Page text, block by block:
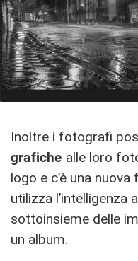
Inoltre i fotografi
grafiche alle loro
logo e c’è una
utilizza l’intelligenza
sottoinsieme delle
un album.